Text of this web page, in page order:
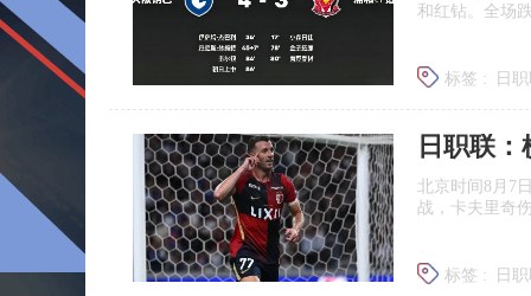
和红钻。全场
标签 : 日
北京时间8月7
战，卡夫里奇
标签 : 日